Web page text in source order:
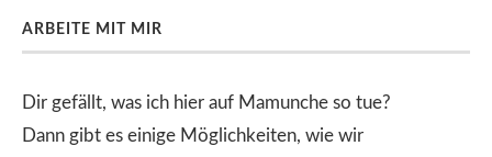
ARBEITE MIT MIR
Dir gefällt, was ich hier auf Mamunche so tue?
Dann gibt es einige Möglichkeiten, wie wir